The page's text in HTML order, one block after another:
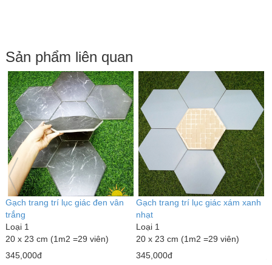
Sản phẩm liên quan
Gạch trang trí lục giác đen vân
trắng
Loại 1
20 x 23 cm (1m2 =29 viên)
345,000đ
Gạch trang trí lục giác xám xanh
nhạt
Loại 1
20 x 23 cm (1m2 =29 viên)
345,000đ